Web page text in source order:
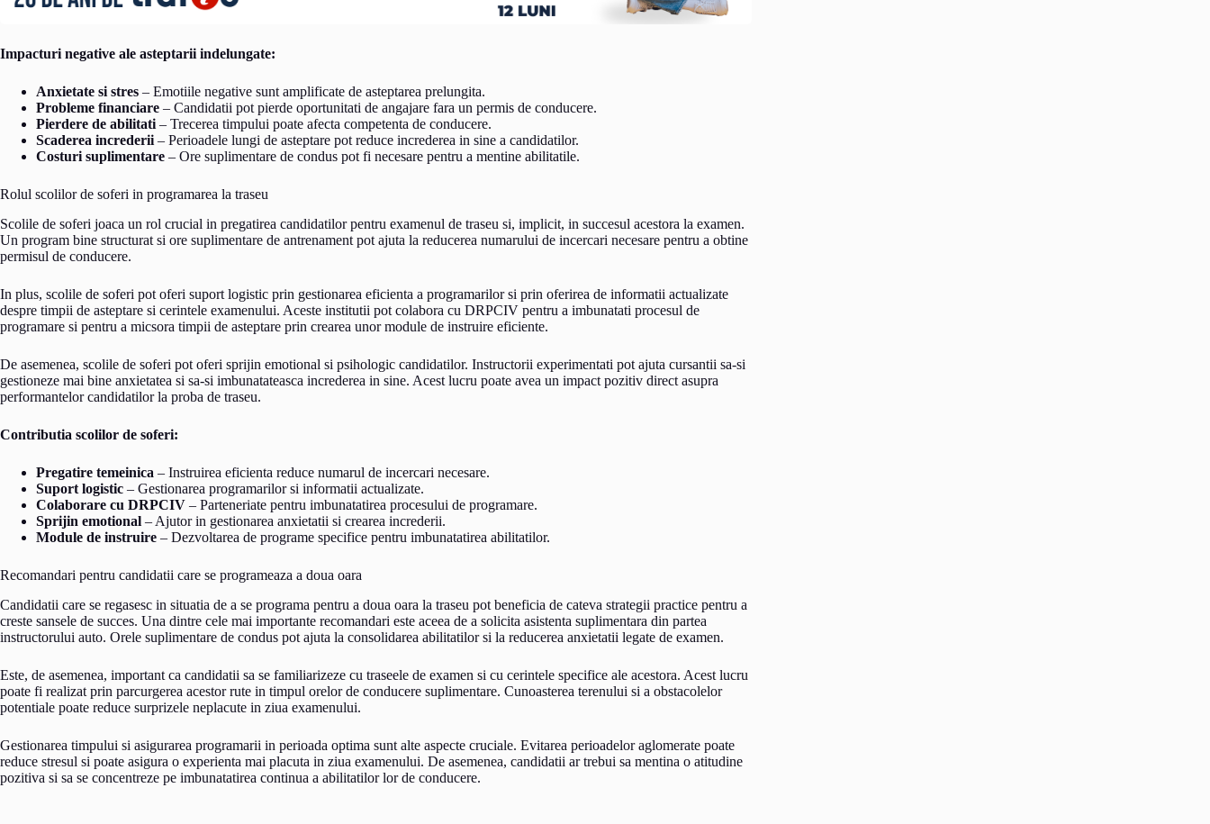
Impacturi negative ale asteptarii indelungate:
Anxietate si stres – Emotiile negative sunt amplificate de asteptarea prelungita.
Probleme financiare – Candidatii pot pierde oportunitati de angajare fara un permis de conducere.
Pierdere de abilitati – Trecerea timpului poate afecta competenta de conducere.
Scaderea increderii – Perioadele lungi de asteptare pot reduce increderea in sine a candidatilor.
Costuri suplimentare – Ore suplimentare de condus pot fi necesare pentru a mentine abilitatile.
Rolul scolilor de soferi in programarea la traseu
Scolile de soferi joaca un rol crucial in pregatirea candidatilor pentru examenul de traseu si, implicit, in succesul acestora la examen.
Un program bine structurat si ore suplimentare de antrenament pot ajuta la reducerea numarului de incercari necesare pentru a obtine
permisul de conducere.
In plus, scolile de soferi pot oferi suport logistic prin gestionarea eficienta a programarilor si prin oferirea de informatii actualizate
despre timpii de asteptare si cerintele examenului. Aceste institutii pot colabora cu DRPCIV pentru a imbunatati procesul de
programare si pentru a micsora timpii de asteptare prin crearea unor module de instruire eficiente.
De asemenea, scolile de soferi pot oferi sprijin emotional si psihologic candidatilor. Instructorii experimentati pot ajuta cursantii sa-si
gestioneze mai bine anxietatea si sa-si imbunatateasca increderea in sine. Acest lucru poate avea un impact pozitiv direct asupra
performantelor candidatilor la proba de traseu.
Contributia scolilor de soferi:
Pregatire temeinica – Instruirea eficienta reduce numarul de incercari necesare.
Suport logistic – Gestionarea programarilor si informatii actualizate.
Colaborare cu DRPCIV – Parteneriate pentru imbunatatirea procesului de programare.
Sprijin emotional – Ajutor in gestionarea anxietatii si crearea increderii.
Module de instruire – Dezvoltarea de programe specifice pentru imbunatatirea abilitatilor.
Recomandari pentru candidatii care se programeaza a doua oara
Candidatii care se regasesc in situatia de a se programa pentru a doua oara la traseu pot beneficia de cateva strategii practice pentru a
creste sansele de succes. Una dintre cele mai importante recomandari este aceea de a solicita asistenta suplimentara din partea
instructorului auto. Orele suplimentare de condus pot ajuta la consolidarea abilitatilor si la reducerea anxietatii legate de examen.
Este, de asemenea, important ca candidatii sa se familiarizeze cu traseele de examen si cu cerintele specifice ale acestora. Acest lucru
poate fi realizat prin parcurgerea acestor rute in timpul orelor de conducere suplimentare. Cunoasterea terenului si a obstacolelor
potentiale poate reduce surprizele neplacute in ziua examenului.
Gestionarea timpului si asigurarea programarii in perioada optima sunt alte aspecte cruciale. Evitarea perioadelor aglomerate poate
reduce stresul si poate asigura o experienta mai placuta in ziua examenului. De asemenea, candidatii ar trebui sa mentina o atitudine
pozitiva si sa se concentreze pe imbunatatirea continua a abilitatilor lor de conducere.